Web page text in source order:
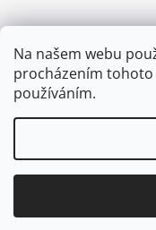
Na našem webu
procházením tohoto
používáním.
Provozní doba:
8.00 - 15.00 hod
Copyright 2026